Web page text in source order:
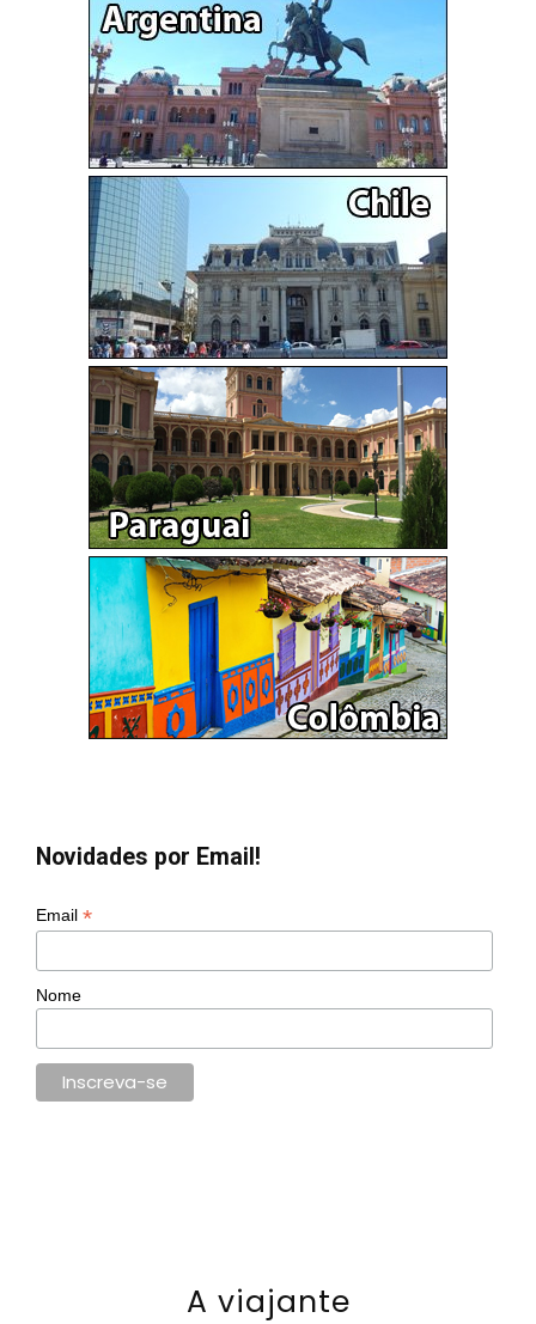
Novidades por Email!
Email *
Nome
A viajante